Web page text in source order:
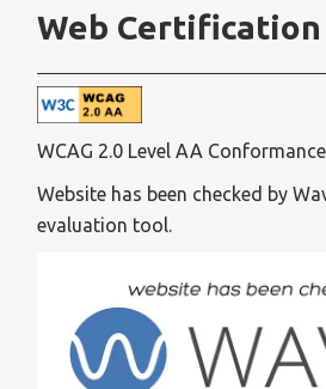
Web Certification
WCAG 2.0 Level AA Conformance
Website has been checked by
evaluation tool.